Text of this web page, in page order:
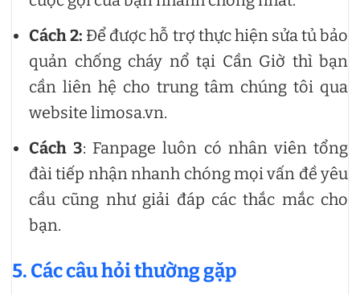
Cách 2: Để được hỗ trợ thực hiện sửa tủ bảo
quản chống cháy nổ tại Cần Giờ thì bạn
cần liên hệ cho trung tâm chúng tôi qua
website limosa.vn.
Cách 3: Fanpage luôn có nhân viên tổng
đài tiếp nhận nhanh chóng mọi vấn đề yêu
cầu cũng như giải đáp các thắc mắc cho
bạn.
5. Các câu hỏi thường gặp